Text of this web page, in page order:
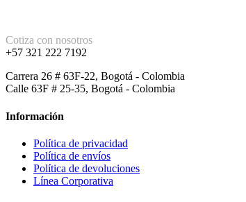
Cotiza con nosotros
+57 321 222 7192
Carrera 26 # 63F-22, Bogotá - Colombia
Calle 63F # 25-35, Bogotá - Colombia
Información
Política de privacidad
Política de envíos
Política de devoluciones
Línea Corporativa